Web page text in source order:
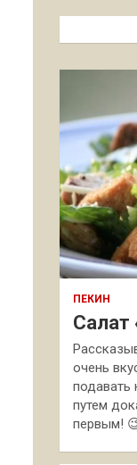
к
ПЕКИН
Салат
очень
путем
первым!